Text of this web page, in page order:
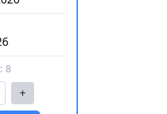
8
+